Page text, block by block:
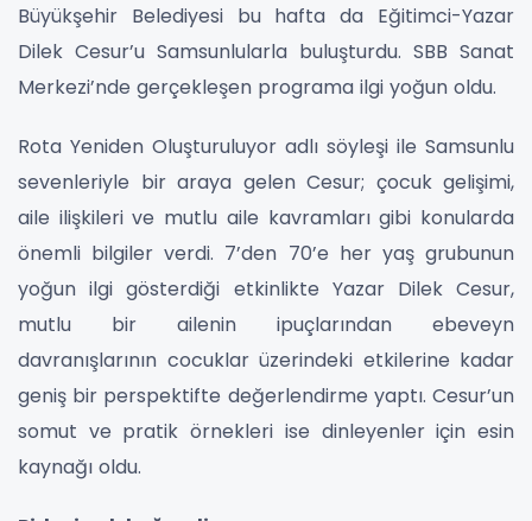
Büyükşehir Belediyesi bu hafta da Eğitimci-Yazar
Dilek Cesur’u Samsunlularla buluşturdu. SBB Sanat
Merkezi’nde gerçekleşen programa ilgi yoğun oldu.
Rota Yeniden Oluşturuluyor adlı söyleşi ile Samsunlu
sevenleriyle bir araya gelen Cesur; çocuk gelişimi,
aile ilişkileri ve mutlu aile kavramları gibi konularda
önemli bilgiler verdi. 7’den 70’e her yaş grubunun
yoğun ilgi gösterdiği etkinlikte Yazar Dilek Cesur,
mutlu bir ailenin ipuçlarından ebeveyn
davranışlarının cocuklar üzerindeki etkilerine kadar
geniş bir perspektifte değerlendirme yaptı. Cesur’un
somut ve pratik örnekleri ise dinleyenler için esin
kaynağı oldu.